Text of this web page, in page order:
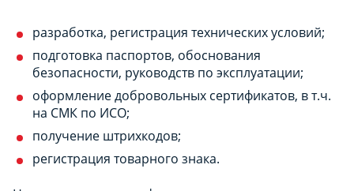
разработка, регистрация технических условий;
подготовка паспортов, обоснования
безопасности, руководств по эксплуатации;
оформление добровольных сертификатов, в т.ч.
на СМК по ИСО;
получение штрихкодов;
регистрация товарного знака.